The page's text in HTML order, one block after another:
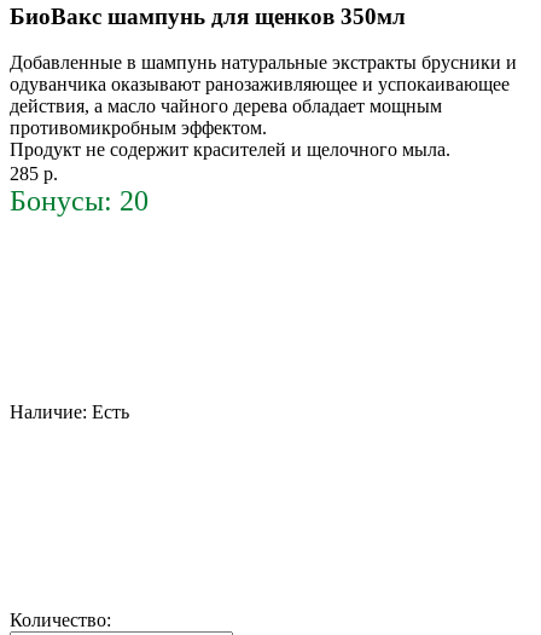
БиоВакс шампунь для щенков 350мл
Добавленные в шампунь натуральные экстракты брусники и
одуванчика оказывают ранозаживляющее и успокаивающее
действия, а масло чайного дерева обладает мощным
противомикробным эффектом.
Продукт не содержит красителей и щелочного мыла.
285 р.
Бонусы: 20
Наличие: Есть
Количество: